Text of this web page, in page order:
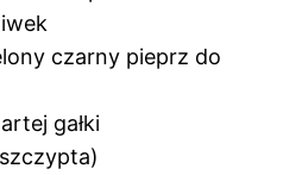
czarny pieprz do
gałki